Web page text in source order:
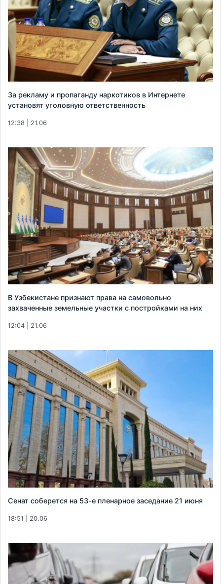
За рекламу и пропаганду наркотиков в Интернете
установят уголовную ответственность
12:38 | 21.06
В Узбекистане признают права на самовольно
захваченные земельные участки с постройками на них
12:04 | 21.06
Сенат соберется на 53-е пленарное заседание 21 июня
18:51 | 20.06